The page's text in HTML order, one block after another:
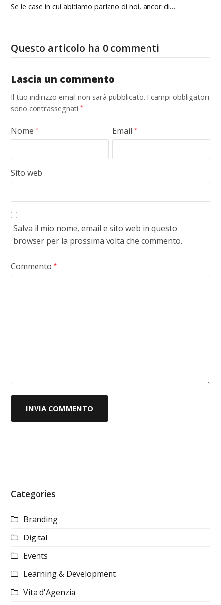
Se le case in cui abitiamo parlano di noi, ancor di…
Questo articolo ha 0 commenti
Lascia un commento
Il tuo indirizzo email non sarà pubblicato. I campi obbligatori
sono contrassegnati*
Nome* Email*
Sito web
Salva il mio nome, email e sito web in questo
browser per la prossima volta che commento.
Commento*
Categories
Branding
Digital
Events
Learning & Development
Vita d'Agenzia